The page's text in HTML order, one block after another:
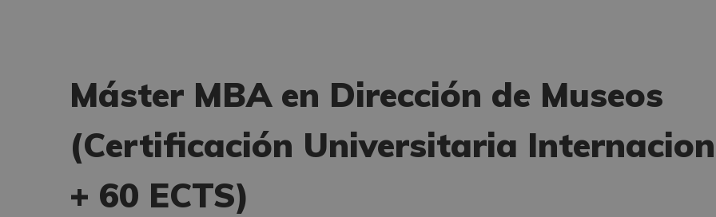
Máster MBA en Dirección de Museos
(Certificación Universitaria
+ 60 ECTS)